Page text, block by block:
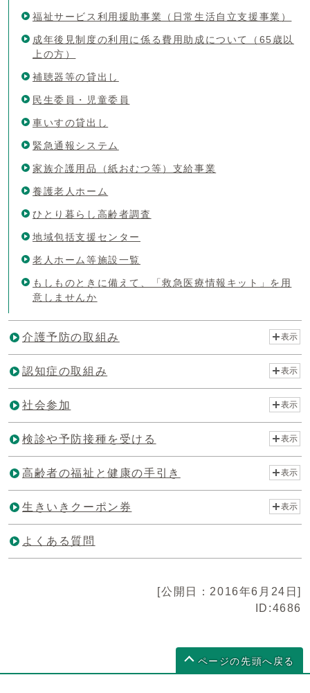
福祉サービス利用援助事業（日常生活自立支援事業）
成年後見制度の利用に係る費用助成について（65歳以
上の方）
補聴器等の貸出し
民生委員・児童委員
車いすの貸出し
緊急通報システム
家族介護用品（紙おむつ等）支給事業
養護老人ホーム
ひとり暮らし高齢者調査
地域包括支援センター
老人ホーム等施設一覧
もしものときに備えて、「救急医療情報キット」を用
意しませんか
介護予防の取組み 表示
認知症の取組み 表示
社会参加 表示
検診や予防接種を受ける 表示
高齢者の福祉と健康の手引き 表示
生きいきクーポン券 表示
よくある質問
[公開日：2016年6月24日]
ID:4686
ページの先頭へ戻る